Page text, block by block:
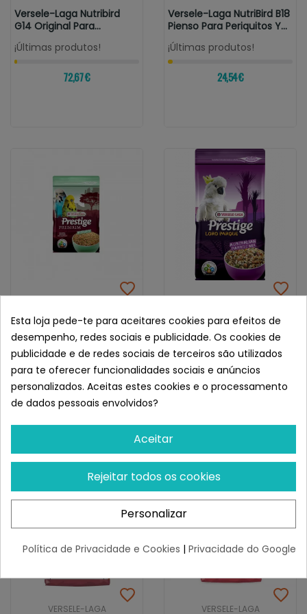
Versele-Laga Nutribird
G14 Original Para
Grandes...
¡Últimas produtos!
72,67 €
Versele-Laga NutriBird B18
Pienso Para Periquitos Y...
¡Últimas produtos!
24,54 €
Versele-Laga Premium
Prestige Para Periquitos
¡Últimas produtos!
6,32 €
Versele-Laga Prestige
Loro Parque Periquitos...
¡Últimas produtos!
6,60 €
VERSELE-LAGA VERSELE-LAGA
Esta loja pede-te para aceitares cookies para efeitos de
desempenho, redes sociais e publicidade. Os cookies de
publicidade e de redes sociais de terceiros são utilizados
para te oferecer funcionalidades sociais e anúncios
personalizados. Aceitas estes cookies e o processamento
de dados pessoais envolvidos?
Aceitar
Rejeitar todos os cookies
Personalizar
Política de Privacidade e Cookies | Privacidade do Google